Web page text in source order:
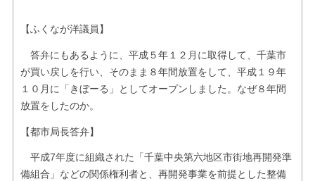
【ふくなが洋議員】
答弁にもあるように、平成５年１２月に取得して、千葉市
が買い戻しを行い、そのまま８年間放置をして、平成１９年
１０月に「きぼーる」としてオープンしました。なぜ８年間
放置をしたのか。
【都市局長答弁】
平成7年度に組織された「千葉中央第六地区市街地再開発準
備組合」などの関係権利者と、再開発事業を前提とした整備